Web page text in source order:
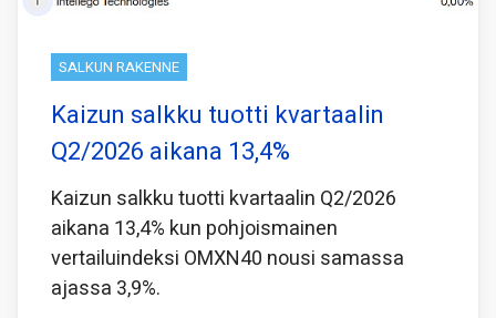
SALKUN RAKENNE
Kaizun salkku tuotti kvartaalin
Q2/2026 aikana 13,4%
Kaizun salkku tuotti kvartaalin Q2/2026
aikana 13,4% kun pohjoismainen
vertailuindeksi OMXN40 nousi samassa
ajassa 3,9%.